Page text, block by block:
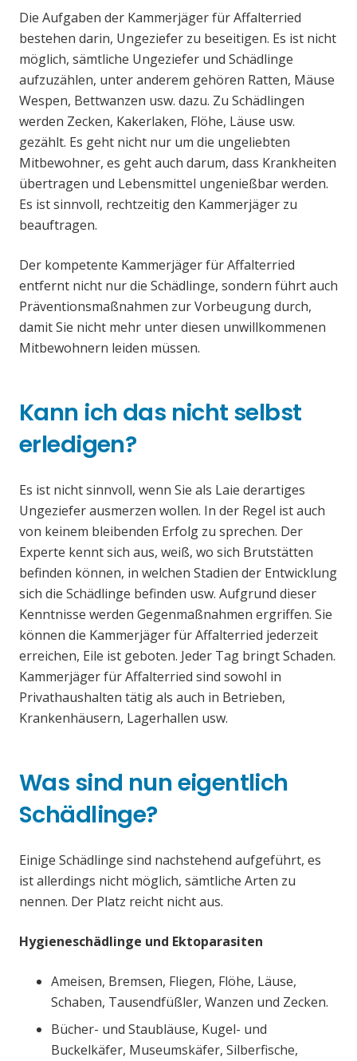
Die Aufgaben der Kammerjäger für Affalterried
bestehen darin, Ungeziefer zu beseitigen. Es ist nicht
möglich, sämtliche Ungeziefer und Schädlinge
aufzuzählen, unter anderem gehören Ratten, Mäuse
Wespen, Bettwanzen usw. dazu. Zu Schädlingen
werden Zecken, Kakerlaken, Flöhe, Läuse usw.
gezählt. Es geht nicht nur um die ungeliebten
Mitbewohner, es geht auch darum, dass Krankheiten
übertragen und Lebensmittel ungenießbar werden.
Es ist sinnvoll, rechtzeitig den Kammerjäger zu
beauftragen.
Der kompetente Kammerjäger für Affalterried
entfernt nicht nur die Schädlinge, sondern führt auch
Präventionsmaßnahmen zur Vorbeugung durch,
damit Sie nicht mehr unter diesen unwillkommenen
Mitbewohnern leiden müssen.
Kann ich das nicht selbst
erledigen?
Es ist nicht sinnvoll, wenn Sie als Laie derartiges
Ungeziefer ausmerzen wollen. In der Regel ist auch
von keinem bleibenden Erfolg zu sprechen. Der
Experte kennt sich aus, weiß, wo sich Brutstätten
befinden können, in welchen Stadien der Entwicklung
sich die Schädlinge befinden usw. Aufgrund dieser
Kenntnisse werden Gegenmaßnahmen ergriffen. Sie
können die Kammerjäger für Affalterried jederzeit
erreichen, Eile ist geboten. Jeder Tag bringt Schaden.
Kammerjäger für Affalterried sind sowohl in
Privathaushalten tätig als auch in Betrieben,
Krankenhäusern, Lagerhallen usw.
Was sind nun eigentlich
Schädlinge?
Einige Schädlinge sind nachstehend aufgeführt, es
ist allerdings nicht möglich, sämtliche Arten zu
nennen. Der Platz reicht nicht aus.
Hygieneschädlinge und Ektoparasiten
Ameisen, Bremsen, Fliegen, Flöhe, Läuse,
Schaben, Tausendfüßler, Wanzen und Zecken.
Bücher- und Staubläuse, Kugel- und
Buckelkäfer, Museumskäfer, Silberfische,